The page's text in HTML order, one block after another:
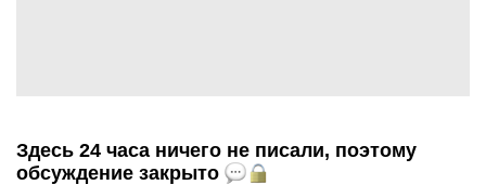
Здесь 24 часа ничего не писали, поэтому
обсуждение закрыто